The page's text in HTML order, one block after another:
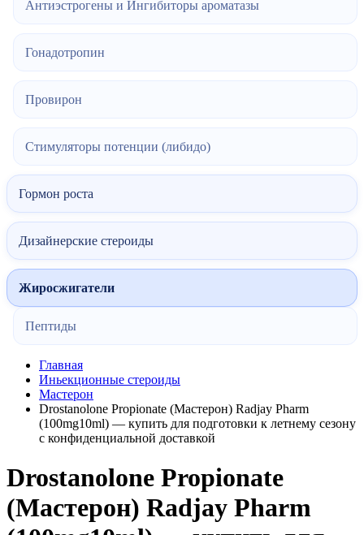
Антиэстрогены и Ингибиторы ароматазы
Гонадотропин
Провирон
Стимуляторы потенции (либидо)
Гормон роста
Дизайнерские стероиды
Жиросжигатели
Пептиды
Главная
Иньекционные стероиды
Мастерон
Drostanolone Propionate (Мастерон) Radjay Pharm
(100mg10ml) — купить для подготовки к летнему сезону
с конфиденциальной доставкой
Drostanolone Propionate
(Мастерон) Radjay Pharm